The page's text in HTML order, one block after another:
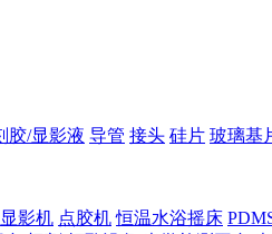
胶/显影液 导管 接头 硅片 玻璃基
显影机 点胶机 恒温水浴摇床